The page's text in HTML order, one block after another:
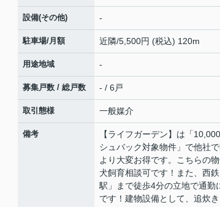
設備(その他) -
駐車場/月額 近隣/5,500円 (税込) 120m
用途地域 -
募集戸数 / 総戸数 - / 6戸
取引態様 一般媒介
備考
【ライフガーデン】は「
シュバック対象物件」で他社
より大変お得です。こちらの
犬飼育相談可です！また、西
駅」まで徒歩4分の立地で通勤
です！建物設備として、追炊